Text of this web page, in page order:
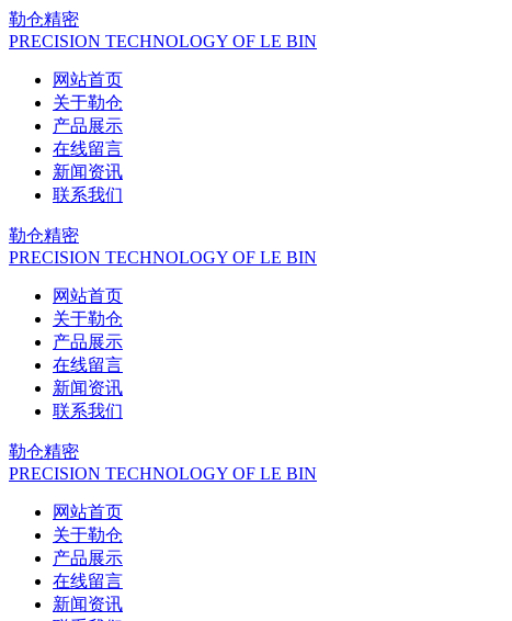
勒仓精密
PRECISION TECHNOLOGY OF LE BIN
网站首页
关于勒仓
产品展示
在线留言
新闻资讯
联系我们
勒仓精密
PRECISION TECHNOLOGY OF LE BIN
网站首页
关于勒仓
产品展示
在线留言
新闻资讯
联系我们
勒仓精密
PRECISION TECHNOLOGY OF LE BIN
网站首页
关于勒仓
产品展示
在线留言
新闻资讯